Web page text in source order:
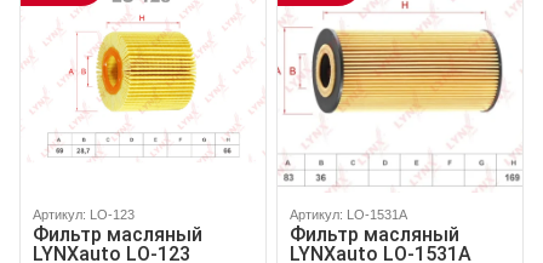
Артикул: LO-123
Фильтр масляный
LYNXauto LO-123
Артикул: LO-1531A
Фильтр масляный
LYNXauto LO-1531A